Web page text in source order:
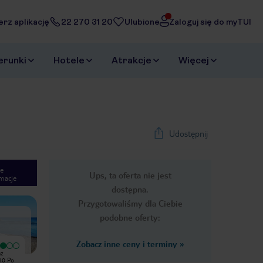
aplikację 22 270 31 20 Ulubione Zaloguj się do myTUI
Hotele Atrakcje Więcej
Udostępnij
Ups, ta oferta nie jest
dostępna.
Przygotowaliśmy dla Ciebie
podobne oferty:
Zobacz inne ceny i terminy »
Next slide
1/19
Wyjątkowy